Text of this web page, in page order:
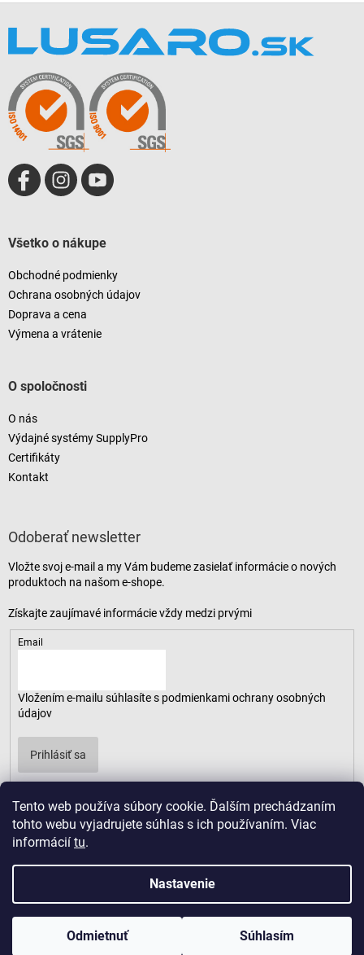
Tento web používa súbory cookie. Ďalším prechádzaním
tohto webu vyjadrujete súhlas s ich používaním. Viac
informácií tu.
Nastavenie
Odmietnuť Súhlasím
Všetko o nákupe
Obchodné podmienky
Ochrana osobných údajov
Doprava a cena
Výmena a vrátenie
O spoločnosti
O nás
Výdajné systémy SupplyPro
Certifikáty
Kontakt
Odoberať newsletter
Vložte svoj e-mail a my Vám budeme zasielať informácie o nových
produktoch na našom e-shope.
Email
Vložením e-mailu súhlasíte s podmienkami ochrany osobných
údajov
Prihlásiť sa
Copyright 2026 . Všetky práva vyhradené.